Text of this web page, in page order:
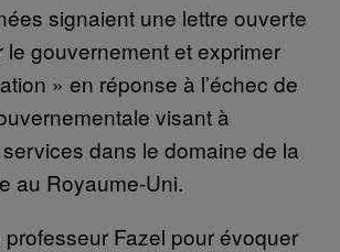
signaient une lettre ouverte
le gouvernement et exprimer
» en réponse à l’échec de
visant à
dans le domaine de la
au Royaume-Uni.
professeur Fazel pour évoquer